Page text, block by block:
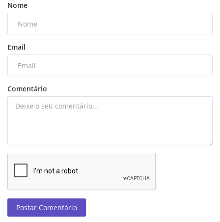
Nome
Email
Comentário
Postar Comentário